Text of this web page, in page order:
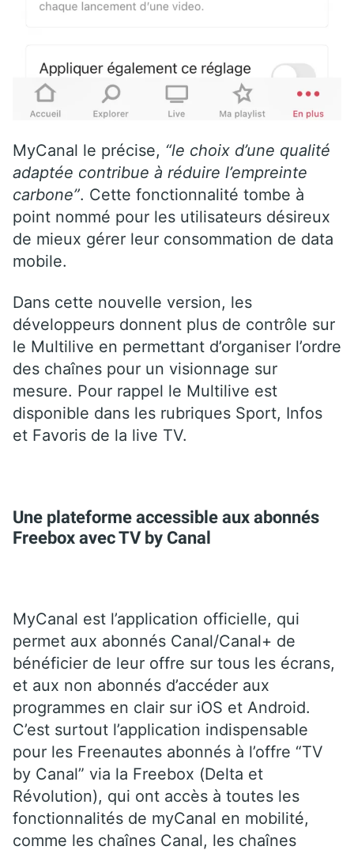
MyCanal le précise, “le choix d’une qualité
adaptée contribue à réduire l’empreinte
carbone”. Cette fonctionnalité tombe à
point nommé pour les utilisateurs désireux
de mieux gérer leur consommation de data
mobile.
Dans cette nouvelle version, les
développeurs donnent plus de contrôle sur
le Multilive en permettant d’organiser l’ordre
des chaînes pour un visionnage sur
mesure. Pour rappel le Multilive est
disponible dans les rubriques Sport, Infos
et Favoris de la live TV.
Une plateforme accessible aux abonnés
Freebox avec TV by Canal
MyCanal est l’application officielle, qui
permet aux abonnés Canal/Canal+ de
bénéficier de leur offre sur tous les écrans,
et aux non abonnés d’accéder aux
programmes en clair sur iOS et Android.
C’est surtout l’application indispensable
pour les Freenautes abonnés à l’offre “TV
by Canal” via la Freebox (Delta et
Révolution), qui ont accès à toutes les
fonctionnalités de myCanal en mobilité,
comme les chaînes Canal, les chaînes